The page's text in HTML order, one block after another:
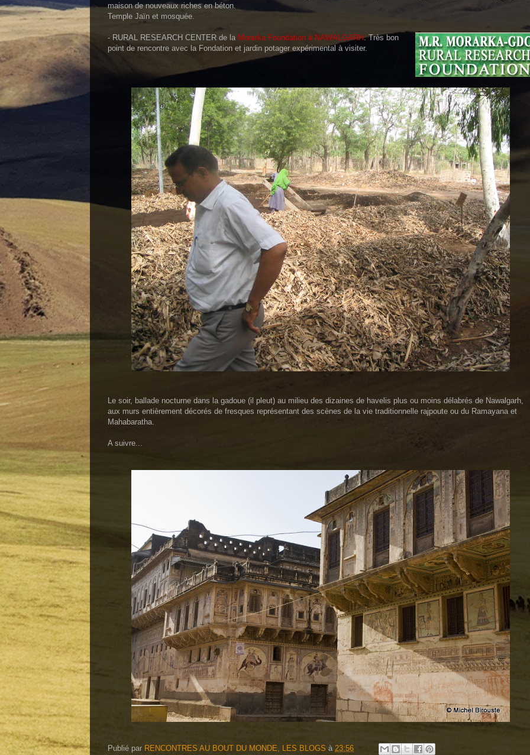
maison de nouveaux riches en béton.
Temple Jaïn et mosquée.
- RURAL RESEARCH CENTER de la Morarka Foundation à NAWALGARH. Très bon
point de rencontre avec la Fondation et jardin potager expérimental à visiter.
Le soir, ballade nocturne dans la gadoue (il pleut) au milieu des dizaines de havelis plus ou moins délabrés de Nawalgarh,
aux murs entièrement décorés de fresques représentant des scènes de la vie traditionnelle rajpoute ou du Ramayana et
Mahabaratha.
A suivre...
Publié par RENCONTRES AU BOUT DU MONDE, LES BLOGS à 23:56